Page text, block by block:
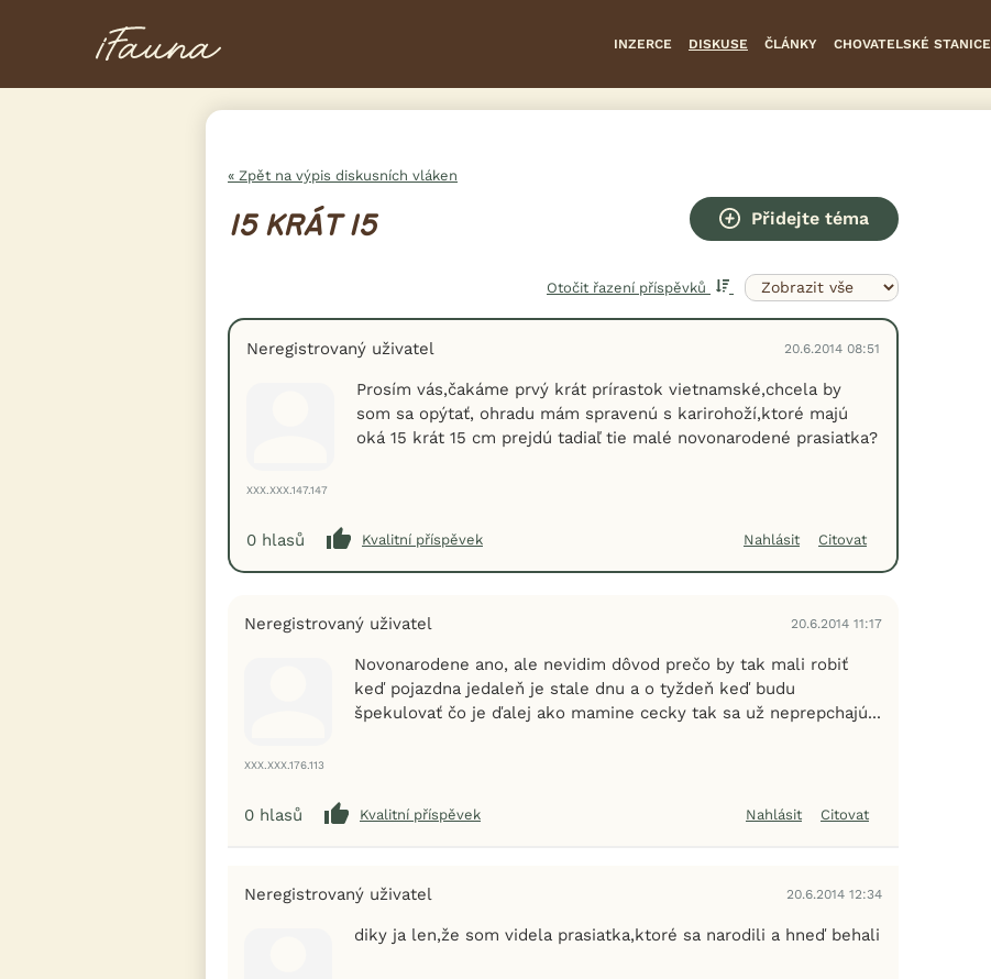
INZERCE DISKUSE ČLÁNKY CHOVATELSKÉ STANICE
« Zpět na výpis diskusních vláken
15 KRÁT 15 Přidejte téma
Otočit řazení příspěvků
Neregistrovaný uživatel 20.6.2014 08:51
XXX.XXX.147.147
Prosím vás,čakáme prvý krát prírastok vietnamské,chcela by
som sa opýtať, ohradu mám spravenú s karirohoží,ktoré majú
oká 15 krát 15 cm prejdú tadiaľ tie malé novonarodené prasiatka?
0 hlasů Kvalitní příspěvek Nahlásit Citovat
Neregistrovaný uživatel 20.6.2014 11:17
XXX.XXX.176.113
Novonarodene ano, ale nevidim dôvod prečo by tak mali robiť
keď pojazdna jedaleň je stale dnu a o tyždeň keď budu
špekulovať čo je ďalej ako mamine cecky tak sa už neprepchajú...
0 hlasů Kvalitní příspěvek Nahlásit Citovat
Neregistrovaný uživatel 20.6.2014 12:34
diky ja len,že som videla prasiatka,ktoré sa narodili a hneď behali